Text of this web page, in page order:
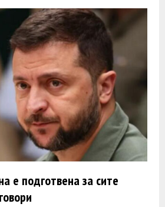
е подготвена за сите